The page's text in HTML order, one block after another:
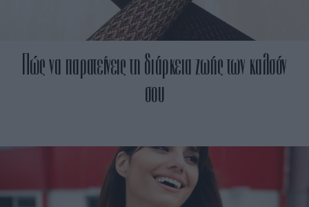
Πώς να παρατείνεις τη διάρκεια ζωής των καλσόν
σου